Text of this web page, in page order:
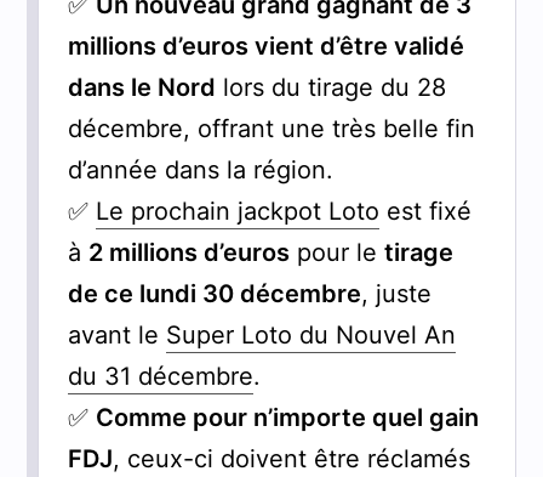
millions d’euros vient d’être validé
dans le Nord lors du tirage du 28
décembre, offrant une très belle fin
d’année dans la région.
✅ Le prochain jackpot Loto est fixé
à 2 millions d’eurospour le tirage
de ce lundi 30 décembre, juste
avant le Super Loto du Nouvel An
du 31 décembre.
✅ Comme pour n’importe quel gain
FDJ, ceux-ci doivent être réclamés